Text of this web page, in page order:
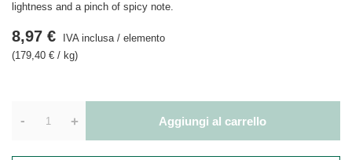
lightness and a pinch of spicy note.
8,97 € IVA inclusa/ elemento
(179,40 € / kg)
- + Aggiungi al carrello